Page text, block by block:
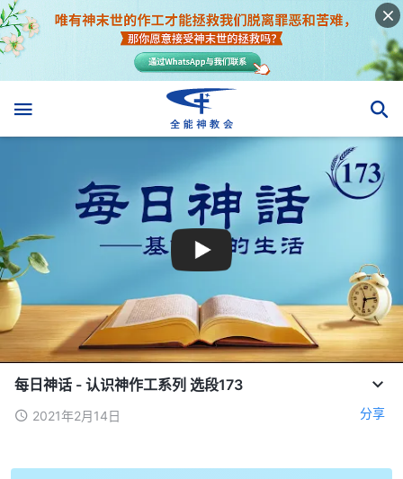
每日神话 - 认识神作工系列 选段173
2021年2月14日 分享